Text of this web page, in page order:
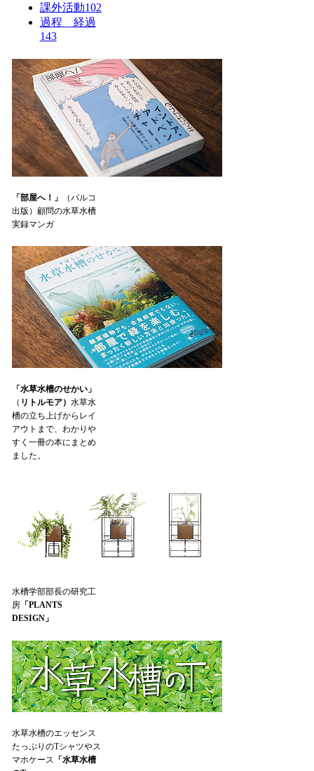
課外活動102
過程 経過
143
「部屋へ！」
（パルコ
出版）顧問の水草水槽
実録マンガ
「水草水槽のせかい」
（ リトルモア） 水草水
槽の立ち上げからレイ
アウトまで、わかりや
すく一冊の本にまとめ
ました。
水槽学部部長の研究工
房「PLANTS
DESIGN」
水草水槽のエッセンス
たっぷりのTシャツやス
マホケース 「水草水槽